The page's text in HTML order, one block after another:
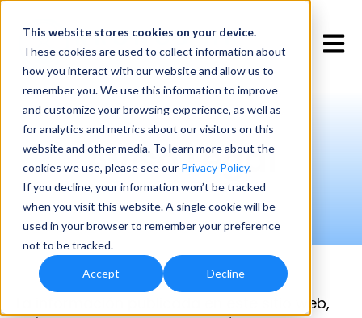
This website stores cookies on your device.
These cookies are used to collect information about
how you interact with our website and allow us to
remember you. We use this information to improve
and customize your browsing experience, as well as
for analytics and metrics about our visitors on this
website and other media. To learn more about the
cookies we use, please see our Privacy Policy.
If you decline, your information won’t be tracked
when you visit this website. A single cookie will be
used in your browser to remember your preference
not to be tracked.
Accept Decline
Aviso Legal
La información publicada en este sitio web,